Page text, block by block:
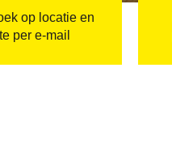
op locatie en
per e-mail